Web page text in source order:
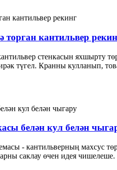
торган кантильвер
стенкасын яхшырту
түгел. Кранны кулланып,
белән кул белән
- кантильверның махсус
саклау өчен идея